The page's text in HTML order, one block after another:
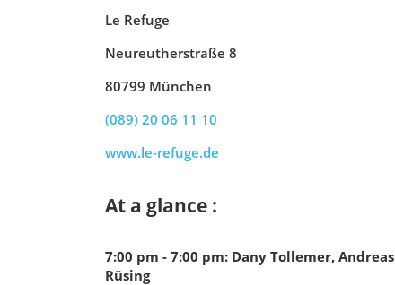
Le Refuge
Neureutherstraße 8
80799 München
(089) 20 06 11 10
www.le-refuge.de
At a glance :
7:00 pm - 7:00 pm: Dany Tollemer, Andreas
Rüsing